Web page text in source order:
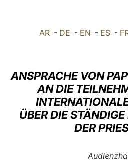
AR - DE - EN - ES -
ANSPRACHE VON
AN DIE
ÜBER DIE
DER